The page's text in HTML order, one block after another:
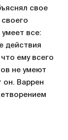
свое
все:
действия
ему всего
не умеют
он. Варрен